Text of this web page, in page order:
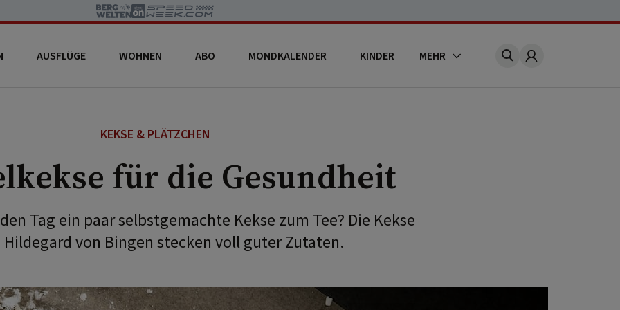
AUSFLÜGE WOHNEN ABO MONDKALENDER KINDER MEHR Account
KEKSE & PLÄTZCHEN
für die Gesundheit
Tag ein paar selbstgemachte Kekse zum Tee? Die Kekse
von Bingen stecken voll guter Zutaten.